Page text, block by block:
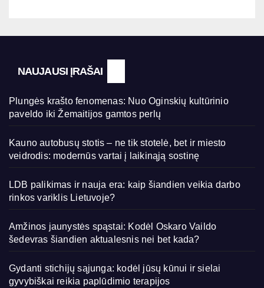
NAUJAUSI ĮRAŠAI
Plungės krašto fenomenas: Nuo Oginskių kultūrinio
paveldo iki Žemaitijos gamtos perlų
Kauno autobusų stotis – ne tik stotelė, bet ir miesto
veidrodis: modernūs vartai į laikinąją sostinę
LDB palikimas ir nauja era: kaip šiandien veikia darbo
rinkos variklis Lietuvoje?
Amžinos jaunystės spąstai: Kodėl Oskaro Vaildo
šedevras šiandien aktualesnis nei bet kada?
Gydanti stichijų sąjunga: kodėl jūsų kūnui ir sielai
gyvybiškai reikia paplūdimio terapijos